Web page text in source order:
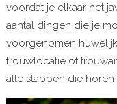
voordat je elkaar het
aantal dingen die je
voorgenomen
trouwlocatie of
alle stappen die